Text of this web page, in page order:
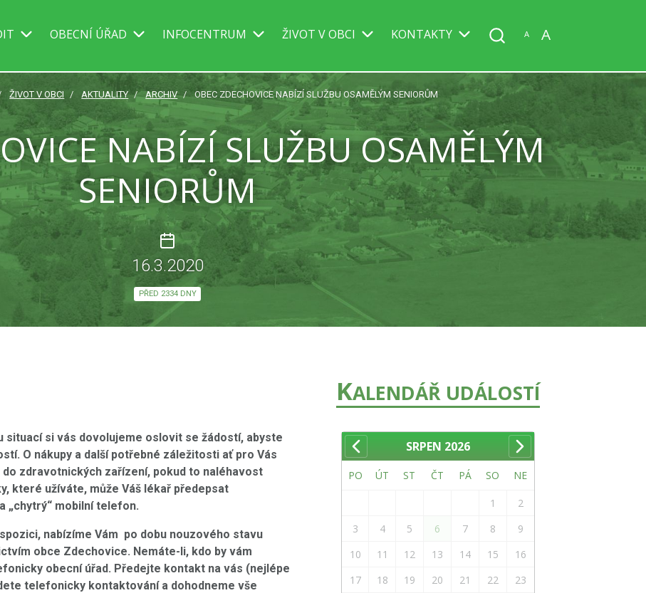
OBECNÍ ÚŘAD INFOCENTRUM ŽIVOT V OBCI KONTAKTY A A
ŽIVOT V OBCI AKTUALITY ARCHIV OBEC ZDECHOVICE NABÍZÍ SLUŽBU OSAMĚLÝM SENIORŮM
NABÍZÍ SLUŽBU OSAMĚLÝM
SENIORŮM
16.3.2020
PŘED 2334 DNY
si vás dovolujeme oslovit se žádostí, abyste
O nákupy a další potřebné záležitosti ať pro Vás
zdravotnických zařízení, pokud to naléhavost
které užíváte, může Váš lékař předepsat
„chytrý“ mobilní telefon.
nabízíme Vám po dobu nouzového stavu
obce Zdechovice. Nemáte-li, kdo by vám
obecní úřad. Předejte kontakt na vás (nejlépe
telefonicky kontaktování a dohodneme vše
KALENDÁŘ UDÁLOSTÍ
SRPEN 2026
PO ÚT ST ČT PÁ SO NE
1
2
3
4 5 6 7 8
9
10
11 12 13 14 15
16
17
18 19 20 21 22
23